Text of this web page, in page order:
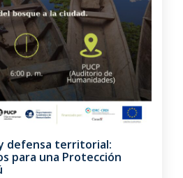
defensa territorial:
para una Protección